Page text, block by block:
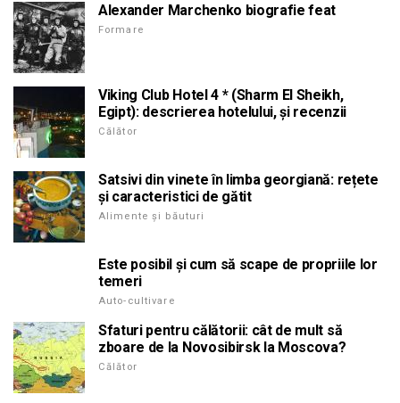
Alexander Marchenko biografie feat
Formare
Viking Club Hotel 4 * (Sharm El Sheikh,
Egipt): descrierea hotelului, și recenzii
Călător
Satsivi din vinete în limba georgiană: rețete
și caracteristici de gătit
Alimente și băuturi
Este posibil și cum să scape de propriile lor
temeri
Auto-cultivare
Sfaturi pentru călătorii: cât de mult să
zboare de la Novosibirsk la Moscova?
Călător